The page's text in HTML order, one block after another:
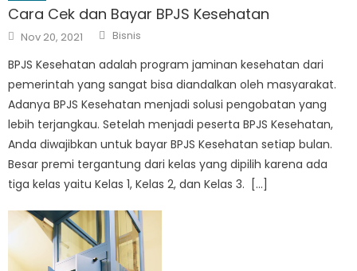
Cara Cek dan Bayar BPJS Kesehatan
Posted
on
Nov 20, 2021 Author
Bisnis
BPJS Kesehatan adalah program jaminan kesehatan dari
pemerintah yang sangat bisa diandalkan oleh masyarakat.
Adanya BPJS Kesehatan menjadi solusi pengobatan yang
lebih terjangkau. Setelah menjadi peserta BPJS Kesehatan,
Anda diwajibkan untuk bayar BPJS Kesehatan setiap bulan.
Besar premi tergantung dari kelas yang dipilih karena ada
tiga kelas yaitu Kelas 1, Kelas 2, dan Kelas 3. […]